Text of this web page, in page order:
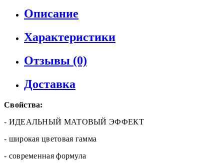
Описание
Характеристики
Отзывы (0)
Доставка
Свойства:
- ИДЕАЛЬНЫЙ МАТОВЫЙ ЭФФЕКТ
- широкая цветовая гамма
- современная формула